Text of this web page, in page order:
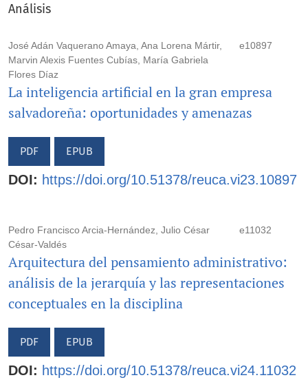
Análisis
José Adán Vaquerano Amaya, Ana Lorena Mártir,
Marvin Alexis Fuentes Cubías, María Gabriela
Flores Díaz
e10897
La inteligencia artificial en la gran empresa
salvadoreña: oportunidades y amenazas
PDF EPUB
DOI: https://doi.org/10.51378/reuca.vi23.10897
Pedro Francisco Arcia-Hernández, Julio César
César-Valdés
e11032
Arquitectura del pensamiento administrativo:
análisis de la jerarquía y las representaciones
conceptuales en la disciplina
PDF EPUB
DOI: https://doi.org/10.51378/reuca.vi24.11032